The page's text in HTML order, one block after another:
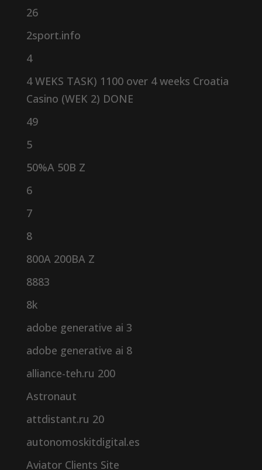
26
2sport.info
4
4 WEKS TASK) 1100 over 4 weeks Croatia
Casino (WEK 2) DONE
49
5
50%A 50B Z
6
7
8
800A 200BA Z
8883
8k
adobe generative ai 3
adobe generative ai 8
alliance-teh.ru 200
Astronaut
attdistant.ru 20
autonomoskitdigital.es
Aviator Clients Site